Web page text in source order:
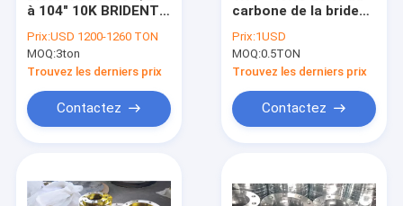
à 104" 10K BRIDENT
galvanisé SS400
Prix:USD 1200-1260 TON
MOQ:3ton
Trouvez les derniers prix
Contactez
carbone de la bride
inoxydable AINSI, BL,
commutateur, plat
de WN
Prix:1USD
MOQ:0.5TON
Trouvez les derniers prix
Contactez